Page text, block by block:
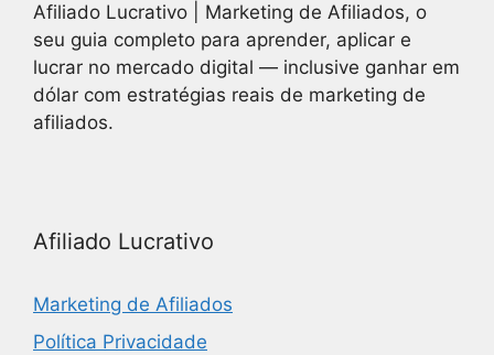
Afiliado Lucrativo | Marketing de Afiliados, o
seu guia completo para aprender, aplicar e
lucrar no mercado digital — inclusive ganhar em
dólar com estratégias reais de marketing de
afiliados.
Afiliado Lucrativo
Marketing de Afiliados
Política Privacidade